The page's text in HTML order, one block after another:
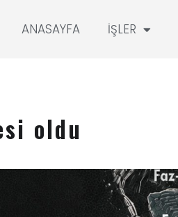
ANASAYFA İŞLER
oldu